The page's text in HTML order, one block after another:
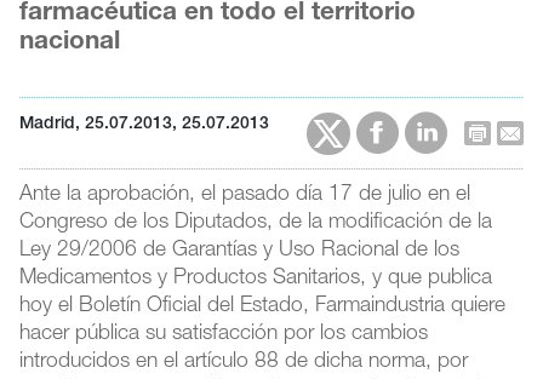
farmacéutica en todo el territorio
nacional
Madrid, 25.07.2013, 25.07.2013
Ante la aprobación, el pasado día 17 de julio en el
Congreso de los Diputados, de la modificación de la
Ley 29/2006 de Garantías y Uso Racional de los
Medicamentos y Productos Sanitarios, y que publica
hoy el Boletín Oficial del Estado, Farmaindustria quiere
hacer pública su satisfacción por los cambios
introducidos en el artículo 88 de dicha norma, por